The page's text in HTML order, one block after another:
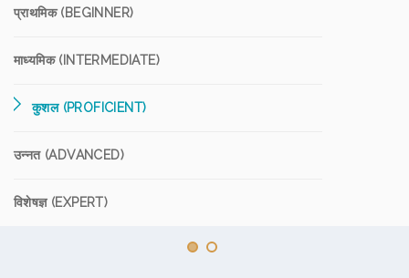
प्राथमिक (BEGINNER)
माध्यमिक (INTERMEDIATE)
कुशल (PROFICIENT)
उन्नत (ADVANCED)
विशेषज्ञ (EXPERT)